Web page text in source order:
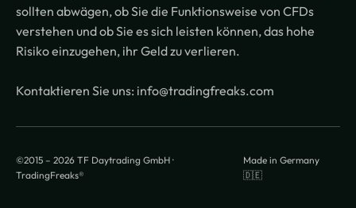
sollten abwägen, ob Sie die Funktionsweise von CFDs
verstehen und ob Sie es sich leisten können, das hohe
Risiko einzugehen, ihr Geld zu verlieren.
Kontaktieren Sie uns: info@tradingfreaks.com
©2015 – 2026 TF Daytrading GmbH ·
TradingFreaks®
Made in Germany
🇩🇪